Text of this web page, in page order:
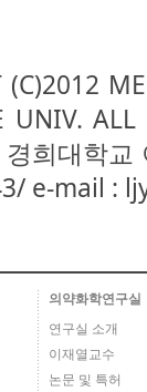
(C)2012
UNIV.
희대학
e-mail :
의약화학연구실
연구실 소개
이재열교수
논문 및 특허